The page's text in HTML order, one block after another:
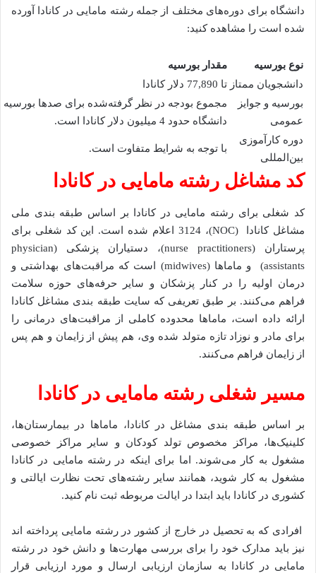
دانشگاه برای دوره‌های مختلف از جمله رشته مامایی در کانادا آورده
شده است را مشاهده کنید:
نوع بورسیه
مقدار بورسیه
دانشجویان ممتاز تا 77,890 دلار کانادا
بورسیه و جوایز
عمومی
مجموع بودجه در نظر گرفته‌شده برای صدها بورسیه
دانشگاه حدود 4 میلیون دلار کانادا است.
دوره کارآموزی
بین‌المللی
با توجه به شرایط متفاوت است.
کد مشاغل رشته مامایی در کانادا
کد شغلی برای رشته مامایی در کانادا بر اساس طبقه‌ بندی ملی
مشاغل کانادا (NOC)، 3124 اعلام ‌شده است. این کد شغلی برای
پرستاران (nurse practitioners)، دستیاران پزشکی (physician
assistants) و ماماها (midwives) است که مراقبت‌های بهداشتی و
درمان اولیه را در کنار پزشکان و سایر حرفه‌های حوزه سلامت
فراهم می‌کنند. بر طبق تعریفی که سایت طبقه ‌بندی مشاغل کانادا
ارائه داده است، ماماها محدوده کاملی از مراقبت‌های درمانی را
برای مادر و نوزاد تازه متولد شده وی، هم پیش از زایمان و هم پس
از زایمان فراهم می‌کنند.
مسیر شغلی رشته مامایی در کانادا
بر اساس طبقه ‌بندی مشاغل در کانادا، ماماها در بیمارستان‌ها،
کلینیک‌ها، مراکز مخصوص تولد کودکان و سایر مراکز خصوصی
مشغول به کار می‌شوند. اما برای اینکه در رشته مامایی در کانادا
مشغول به کار شوید، همانند سایر رشته‌های تحت نظارت ایالتی و
کشوری در کانادا باید ابتدا در ایالت مربوطه ثبت ‌نام کنید.
افرادی که به تحصیل در خارج از کشور در رشته مامایی پرداخته اند
نیز باید مدارک خود را برای بررسی مهارت‌ها و دانش خود در رشته
مامایی در کانادا به سازمان ارزیابی ارسال و مورد ارزیابی قرار